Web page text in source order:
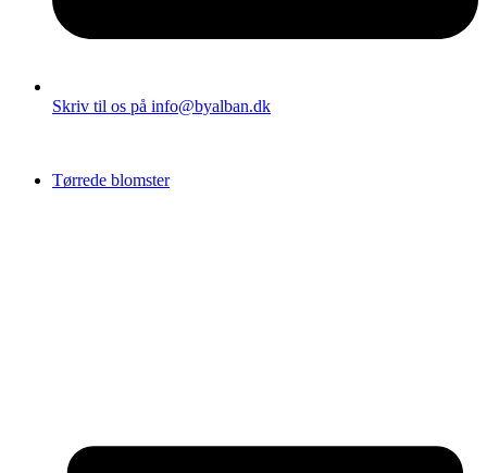
Skriv til os på info@byalban.dk
Tørrede blomster